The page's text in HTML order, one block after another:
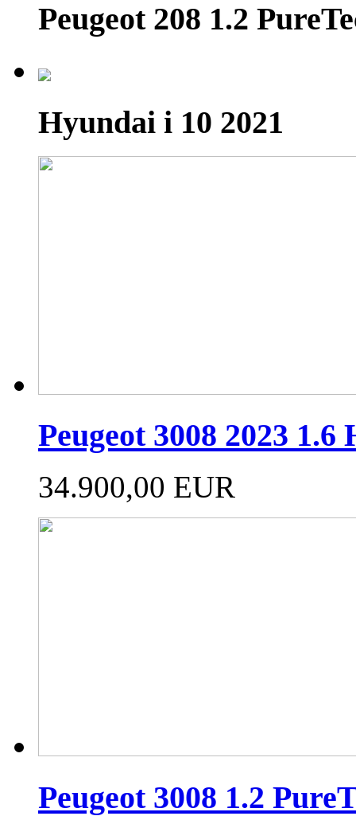
Peugeot 208 1.2
Hyundai i 10 2021
Peugeot 3008 2023
34.900,00 EUR
Peugeot 3008 1.2